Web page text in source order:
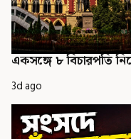
একসঙ্গে ৮ বিচারপতি
3d ago